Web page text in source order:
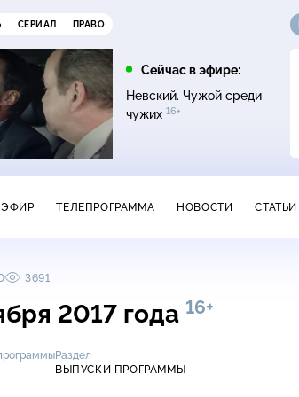
СЕРИАЛ ПРАВО
Сейчас в эфире:
Невский. Чужой среди
чужих 16+
13:00
Сегодня
ЭФИР ТЕЛЕПРОГРАММА НОВОСТИ СТАТЬИ
3691
2017 года 16+
Раздел
ВЫПУСКИ ПРОГРАММЫ